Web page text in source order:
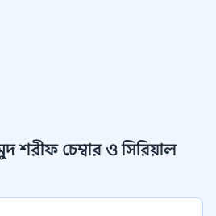
শরীফ চেম্বার ও সিরিয়াল